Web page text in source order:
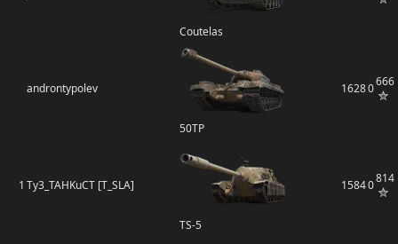
Coutelas
androntypolev
50TP
16280666
1 Ty3_TAHKuCT [T_SLA]
TS-5
15840814